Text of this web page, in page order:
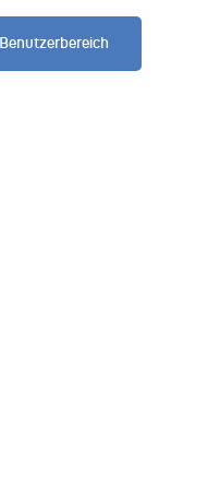
Benutzerbereich